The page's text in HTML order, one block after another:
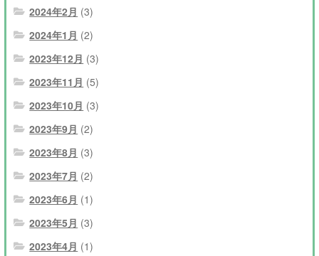
2024年2月 (3)
2024年1月 (2)
2023年12月 (3)
2023年11月 (5)
2023年10月 (3)
2023年9月 (2)
2023年8月 (3)
2023年7月 (2)
2023年6月 (1)
2023年5月 (3)
2023年4月 (1)